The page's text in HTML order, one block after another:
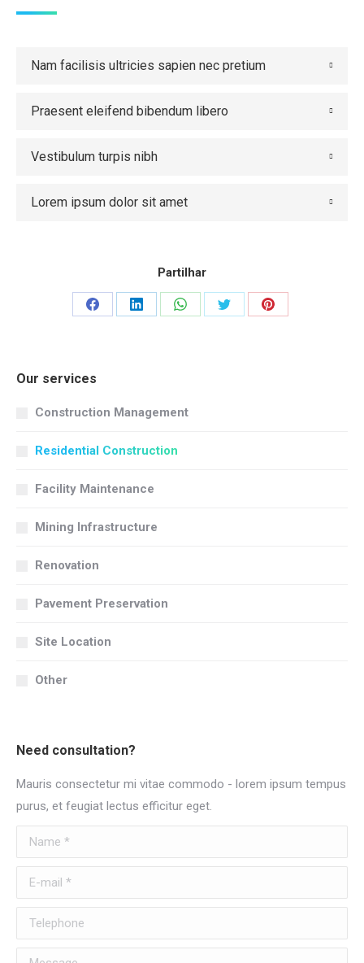
Nam facilisis ultricies sapien nec pretium
Praesent eleifend bibendum libero
Vestibulum turpis nibh
Lorem ipsum dolor sit amet
Partilhar
Share
Share
Share
Share
Share
Our services
Construction Management
Residential Construction
Facility Maintenance
Mining Infrastructure
Renovation
Pavement Preservation
Site Location
Other
Need consultation?
Mauris consectetur mi vitae commodo - lorem ipsum tempus
purus, et feugiat lectus efficitur eget.
Name *
E-mail *
Telephone
Message